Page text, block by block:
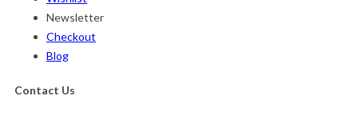
Newsletter
Checkout
Blog
Contact Us